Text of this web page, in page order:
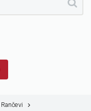
Rančevi